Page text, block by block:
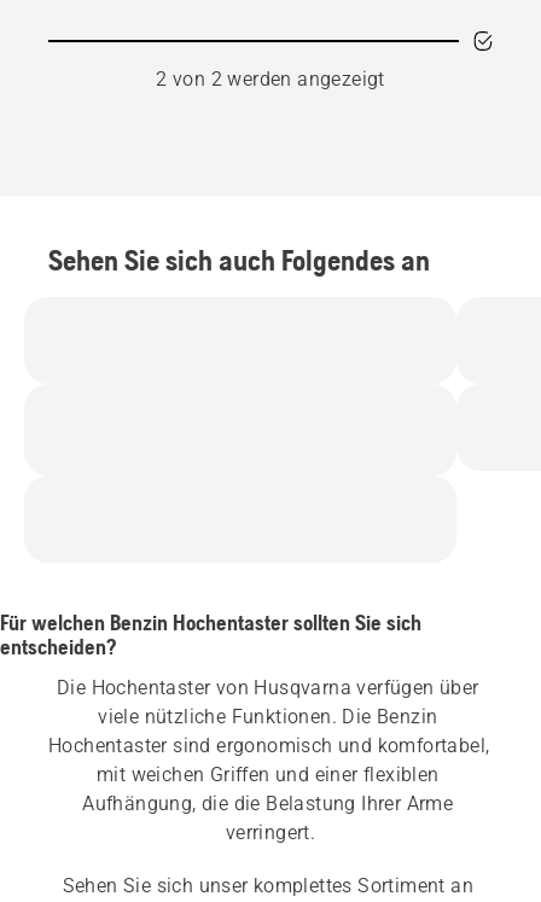
2 von 2 werden angezeigt
Sehen Sie sich auch Folgendes an
Für welchen Benzin Hochentaster sollten Sie sich
entscheiden?
Die Hochentaster von Husqvarna verfügen über
viele nützliche Funktionen. Die Benzin
Hochentaster sind ergonomisch und komfortabel,
mit weichen Griffen und einer flexiblen
Aufhängung, die die Belastung Ihrer Arme